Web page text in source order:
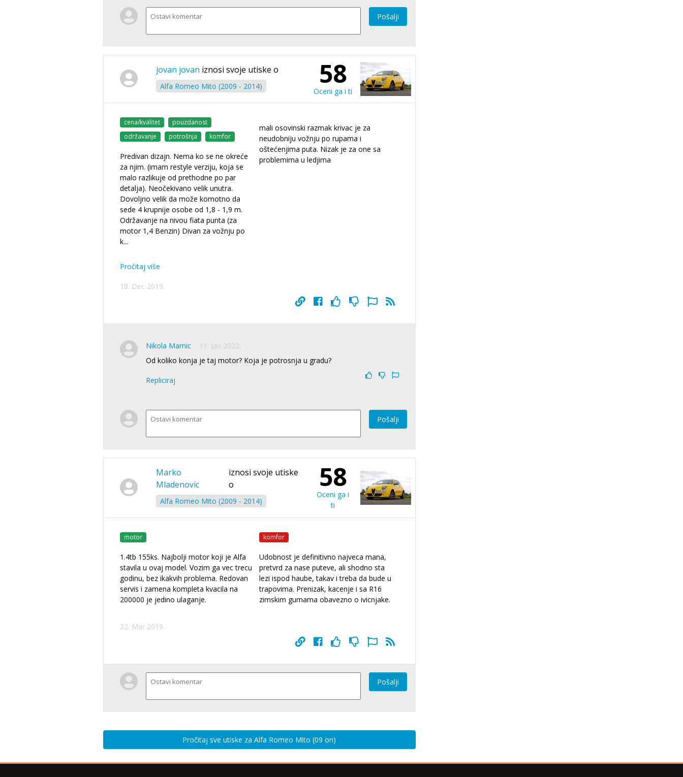
Pošalji
jovan jovan iznosi svoje utiske o
Alfa Romeo Mito (2009 - 2014) 58
Oceni ga i ti
cena/kvalitet
pouzdanost
održavanje
potrošnja komfor
Predivan dizajn. Nema ko se ne okreće
za njim. (imam restyle verziju, koja se
malo razlikuje od prethodne po par
detalja). Neočekivano velik unutra.
Dovoljno velik da može komotno da
sede 4 krupnije osobe od 1,8 - 1,9 m.
Održavanje na nivou fiata punta (za
motor 1,4 Benzin) Divan za vožnju po
k...
mali osovinski razmak krivac je za
neudobniju vožnju po rupama i
oštećenjima puta. Nizak je za one sa
problemima u ledjima
Pročitaj više
18. Dec 2019.
Nikola Mamic
11. Jan 2022.
Od koliko konja je taj motor? Koja je potrosnja u gradu?
Repliciraj
Pošalji
Marko
Mladenovic
iznosi svoje utiske
o
Alfa Romeo Mito (2009 - 2014)
58
Oceni ga i
ti
motor
1.4tb 155ks. Najbolji motor koji je Alfa
stavila u ovaj model. Vozim ga vec trecu
godinu, bez ikakvih problema. Redovan
servis i zamena kompleta kvacila na
200000 je jedino ulaganje.
komfor
Udobnost je definitivno najveca mana,
pretvrd za nase puteve, ali shodno sta
lezi ispod haube, takav i treba da bude u
trapovima. Prenizak, kacenje i sa R16
zimskim gumama obavezno o ivicnjake.
22. Mar 2019.
Pošalji
Pročitaj sve utiske za Alfa Romeo Mito (09 on)